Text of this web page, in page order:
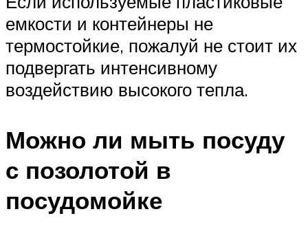
емкости и контейнеры не
термостойкие, пожалуй не стоит их
подвергать интенсивному
воздействию высокого тепла.
Можно ли мыть посуду
с позолотой в
посудомойке